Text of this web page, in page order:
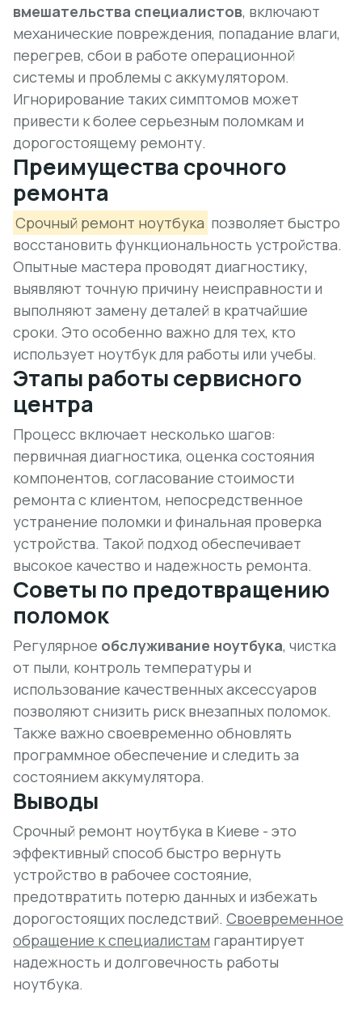
вмешательства специалистов, включают
механические повреждения, попадание влаги,
перегрев, сбои в работе операционной
системы и проблемы с аккумулятором.
Игнорирование таких симптомов может
привести кболее серьезным поломкам и
дорогостоящему ремонту.
Преимущества срочного
ремонта
Срочный ремонт ноутбука позволяет быстро
восстановить функциональность устройства.
Опытные мастера проводят диагностику,
выявляют точную причину неисправности и
выполняют замену деталей в кратчайшие
сроки. Это особенно важно для тех, кто
использует ноутбук для работы или учебы.
Этапы работы сервисного
центра
Процесс включает несколько шагов:
первичная диагностика, оценка состояния
компонентов, согласование стоимости
ремонта с клиентом, непосредственное
устранение поломки и финальная проверка
устройства. Такой подход обеспечивает
высокое качество и надежность ремонта.
Советы по предотвращению
поломок
Регулярное обслуживание ноутбука, чистка
от пыли, контроль температуры и
использование качественных аксессуаров
позволяют снизить риск внезапных поломок.
Также важно своевременно обновлять
программное обеспечение и следить за
состоянием аккумулятора.
Выводы
Срочный ремонт ноутбука в Киеве - это
эффективный способ быстро вернуть
устройство в рабочее состояние,
предотвратить потерю данных и избежать
дорогостоящих последствий. Своевременное
обращение к специалистам гарантирует
надежность и долговечность работы
ноутбука.